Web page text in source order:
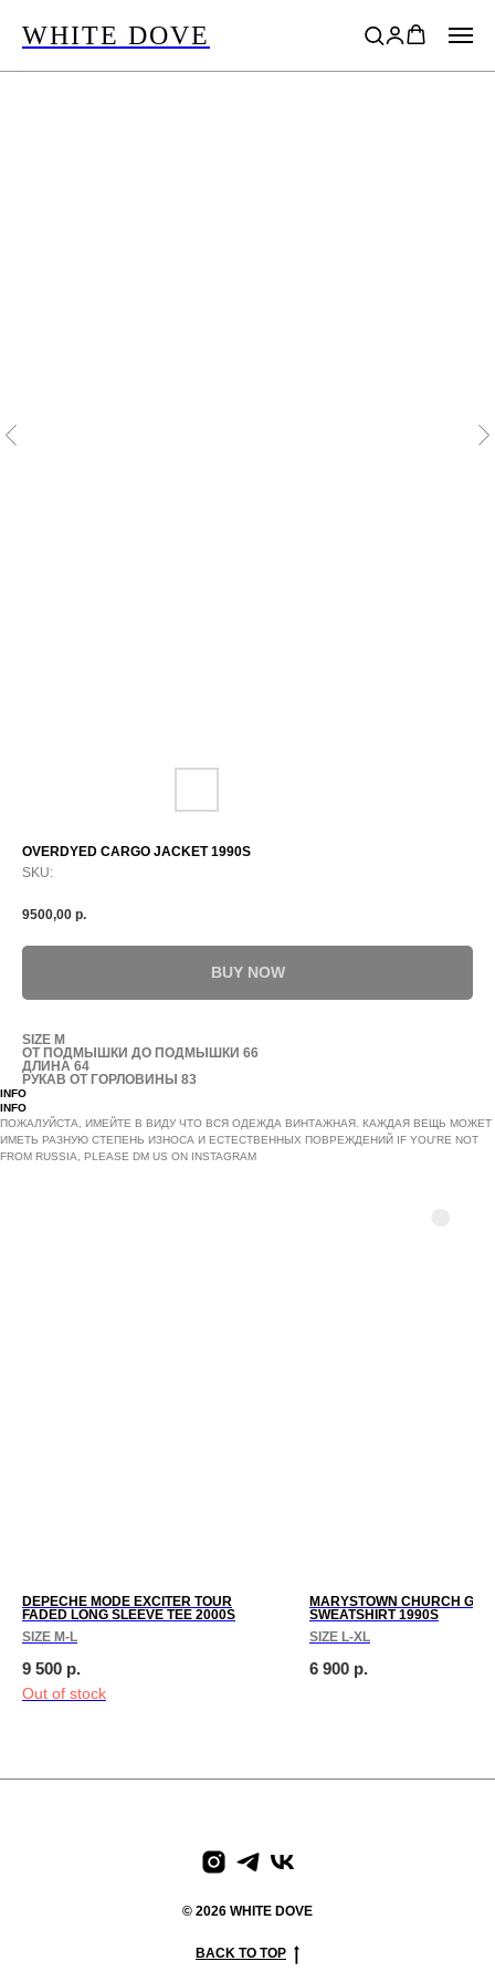
WHITE DOVE
OVERDYED CARGO JACKET 1990S
SKU:
9500,00 р.
BUY NOW
SIZE M
ОТ ПОДМЫШКИ ДО ПОДМЫШКИ 66
ДЛИНА 64
РУКАВ ОТ ГОРЛОВИНЫ 83
INFO
INFO
ПОЖАЛУЙСТА, ИМЕЙТЕ В ВИДУ ЧТО ВСЯ ОДЕЖДА ВИНТАЖНАЯ. КАЖДАЯ ВЕЩЬ МОЖЕТ
ИМЕТЬ РАЗНУЮ СТЕПЕНЬ ИЗНОСА И ЕСТЕСТВЕННЫХ ПОВРЕЖДЕНИЙ IF YOU'RE NOT
FROM RUSSIA, PLEASE DM US ON INSTAGRAM
DEPECHE MODE EXCITER TOUR
FADED LONG SLEEVE TEE 2000S
SIZE M-L
9 500 р.
Out of stock
MARYSTOWN CHURCH
SWEATSHIRT 1990S
SIZE L-XL
6 900 р.
We create digital spaces We create digital spaces We
© 2026 WHITE DOVE
BACK TO TOP